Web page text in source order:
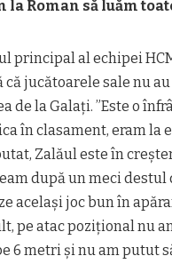
la Roman să luăm
principal al echipei
că jucătoarele sale nu
de la Galați. ”Este o
în clasament, eram la
Zalăul este în
după un meci
același joc bun în
pe atac pozițional nu
6 metri și nu am putut